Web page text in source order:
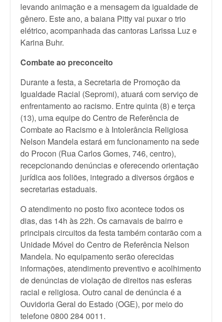
levando animação e a mensagem da igualdade de
gênero. Este ano, a baiana Pitty vai puxar o trio
elétrico, acompanhada das cantoras Larissa Luz e
Karina Buhr.
Combate ao preconceito
Durante a festa, a Secretaria de Promoção da
Igualdade Racial (Sepromi), atuará com serviço de
enfrentamento ao racismo. Entre quinta (8) e terça
(13), uma equipe do Centro de Referência de
Combate ao Racismo e à Intolerância Religiosa
Nelson Mandela estará em funcionamento na sede
do Procon (Rua Carlos Gomes, 746, centro),
recepcionando denúncias e oferecendo orientação
jurídica aos foliões, integrado a diversos órgãos e
secretarias estaduais.
O atendimento no posto fixo acontece todos os
dias, das 14h às 22h. Os carnavais de bairro e
principais circuitos da festa também contarão com a
Unidade Móvel do Centro de Referência Nelson
Mandela. No equipamento serão oferecidas
informações, atendimento preventivo e acolhimento
de denúncias de violação de direitos nas esferas
racial e religiosa. Outro canal de denúncia é a
Ouvidoria Geral do Estado (OGE), por meio do
telefone 0800 284 0011.